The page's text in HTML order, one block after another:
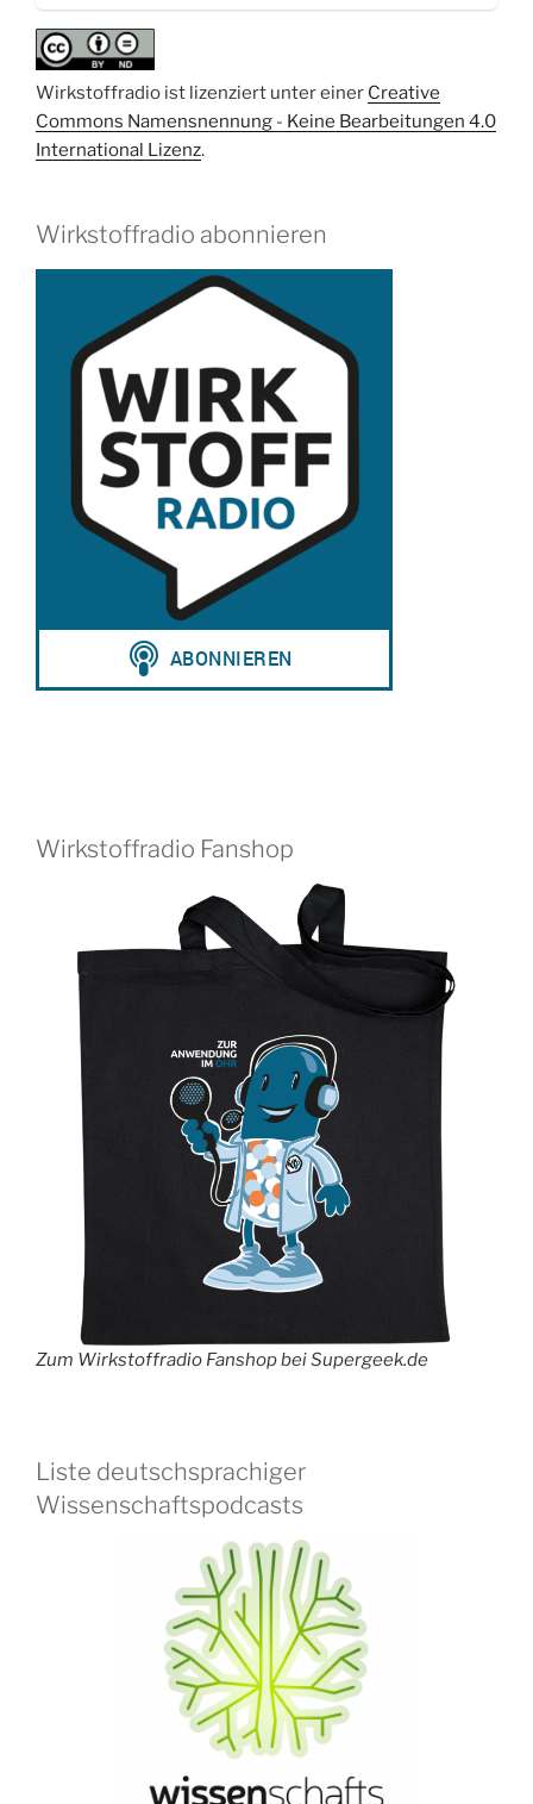
Wirkstoffradio ist lizenziert unter einer Creative
Commons Namensnennung - Keine Bearbeitungen 4.0
International Lizenz.
Wirkstoffradio abonnieren
Wirkstoffradio Fanshop
Zum Wirkstoffradio Fanshop bei Supergeek.de
Liste deutschsprachiger
Wissenschaftspodcasts